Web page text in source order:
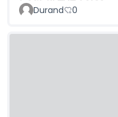
Durand 0